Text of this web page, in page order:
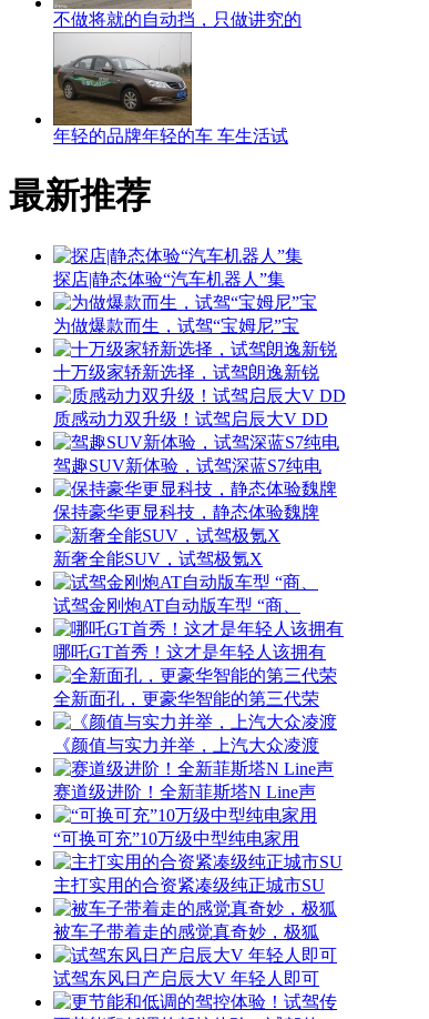
不做将就的自动挡，只做讲究的
年轻的品牌年轻的车 车生活试
最新推荐
探店|静态体验“汽车机器人”集
为做爆款而生，试驾“宝姆尼”宝
十万级家轿新选择，试驾朗逸新锐
质感动力双升级！试驾启辰大V DD
驾趣SUV新体验，试驾深蓝S7纯电
保持豪华更显科技，静态体验魏牌
新奢全能SUV，试驾极氪X
试驾金刚炮AT自动版车型 “商、
哪吒GT首秀！这才是年轻人该拥有
全新面孔，更豪华智能的第三代荣
《颜值与实力并举，上汽大众凌渡
赛道级进阶！全新菲斯塔N Line声
“可换可充”10万级中型纯电家用
主打实用的合资紧凑级纯正城市SU
被车子带着走的感觉真奇妙，极狐
试驾东风日产启辰大V 年轻人即可